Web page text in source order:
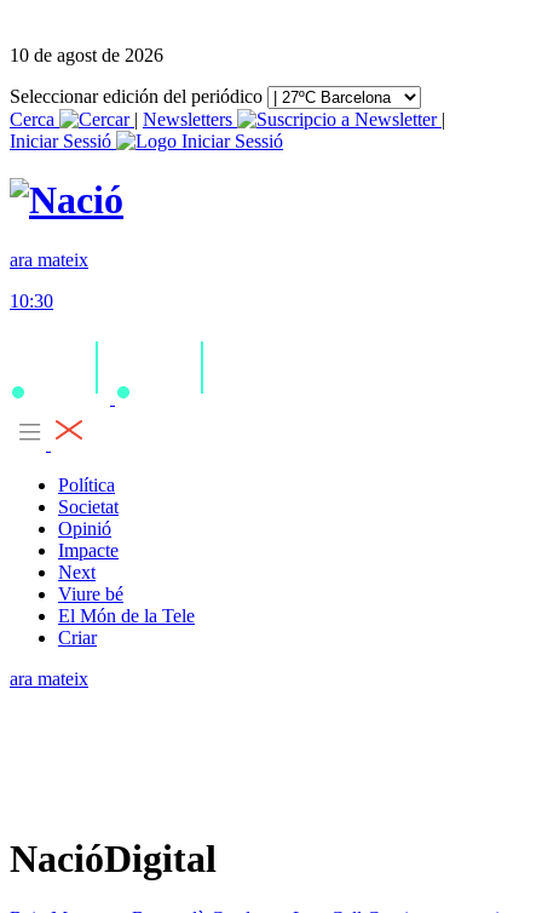
10 de agost de 2026
Seleccionar edición del periódico
Cerca
| Newsletters
|
Iniciar Sessió
ara mateix
10:30
Política
Societat
Opinió
Impacte
Next
Viure bé
El Món de la Tele
Criar
ara mateix
NacióDigital